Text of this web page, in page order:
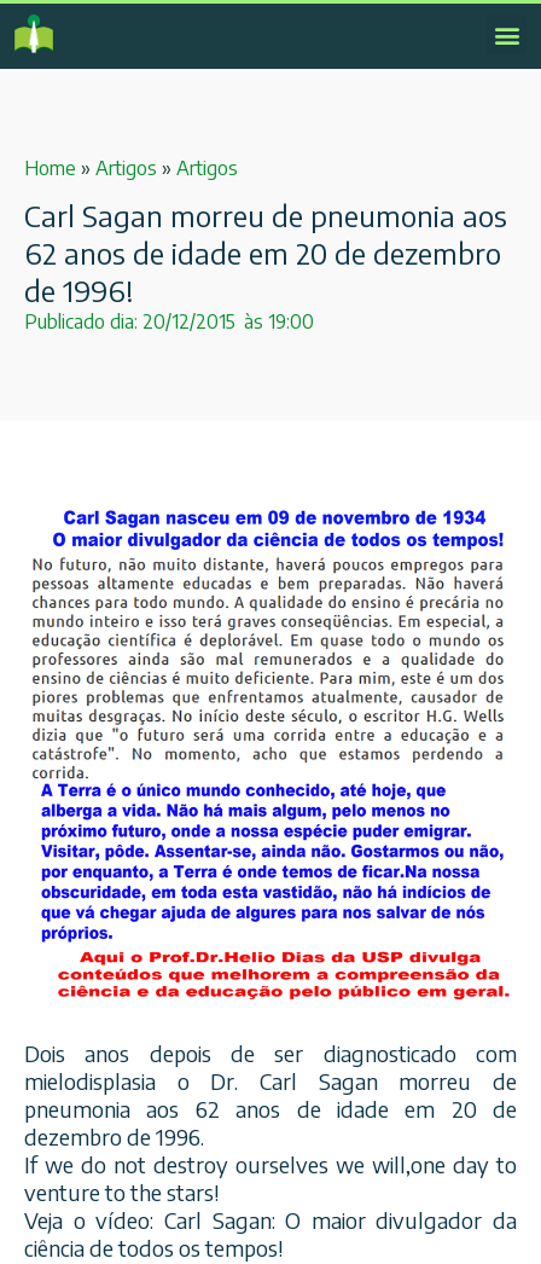
Home » Artigos » Artigos
Carl Sagan morreu de pneumonia aos
62 anos de idade em 20 de dezembro
de 1996!
Publicado dia: 20/12/2015 às 19:00
Dois anos depois de ser diagnosticado com
mielodisplasia o Dr. Carl Sagan morreu de
pneumonia aos 62 anos de idade em 20 de
dezembro de 1996.
If we do not destroy ourselves we will,one day to
venture to the stars!
Veja o vídeo: Carl Sagan: O maior divulgador da
ciência de todos os tempos!